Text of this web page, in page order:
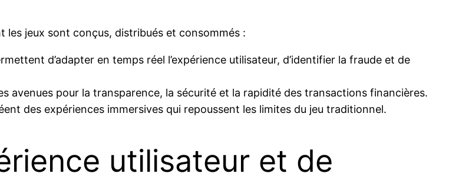
jeux sont conçus, distribués et consommés :
d’adapter en temps réel l’expérience utilisateur, d’identifier la fraude et de
avenues pour la transparence, la sécurité et la rapidité des transactions financières.
des expériences immersives qui repoussent les limites du jeu traditionnel.
utilisateur et de